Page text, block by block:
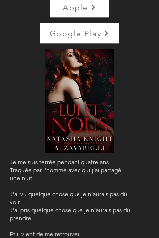
Apple
Google Play
Je me suis terrée pendant quatre ans.
Traquée par l’homme avec qui j’ai partagé
une nuit.
J’ai vu quelque chose que je n’aurais pas dû
voir.
J’ai pris quelque chose que je n’aurais pas dû
prendre.
Et il vient de me retrouver.